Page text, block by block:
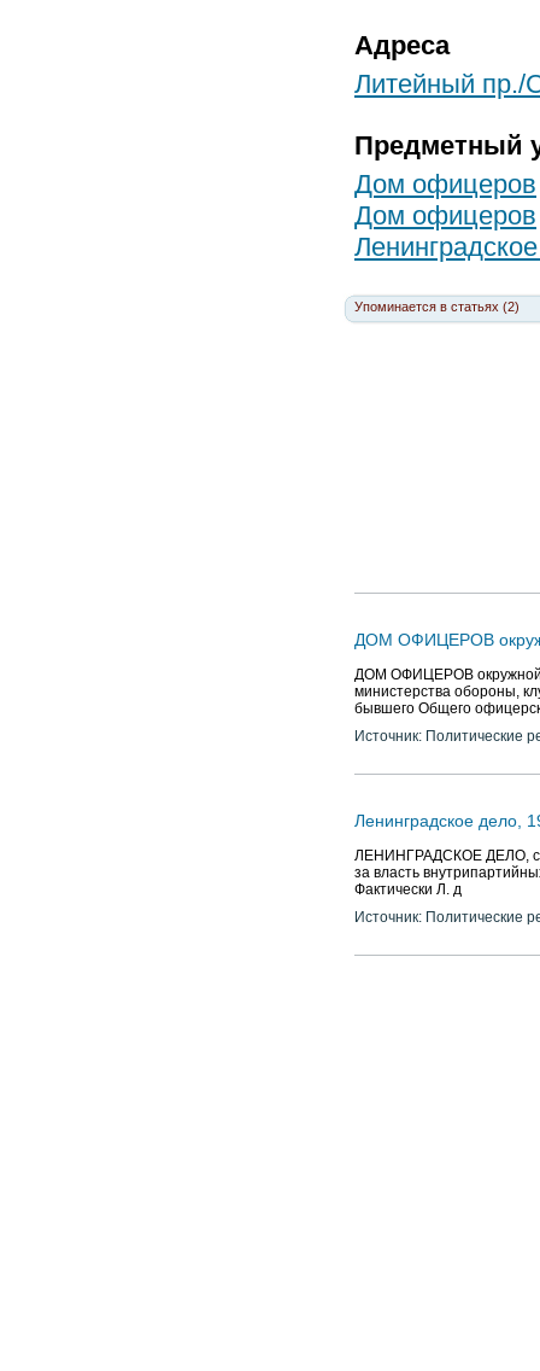
Адреса
Литейный пр./
Предметный
Дом офицеров
Дом офицеров
Упоминается в статьях (2)
ДОМ ОФИЦЕРОВ
ДОМ ОФИЦЕРОВ окружной
министерства обороны,
бывшего Общего
Источник: Политические
Ленинградское дело,
ЛЕНИНГРАДСКОЕ ДЕЛО,
за власть
Фактически Л. д
Источник: Политические